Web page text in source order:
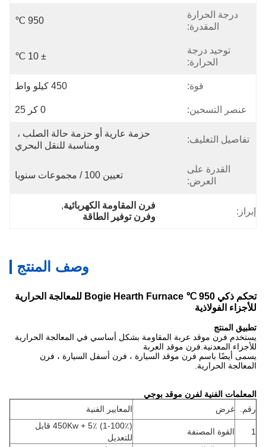
درجة الحرارة
المقدرة:
950 ℃
توحيد درجة
الحرارة:
± 10 ℃
قوة: 450 كيلو واط
عنصر التسخين: 0 كر 25
تفاصيل التغليف:
حزمة عارية أو حزمة حالة الصلب ،
ومناسبة للنقل البحري
القدرة على
العرض:
تعيين 100 / مجموعات سنويا
إبراز:
فرن المقاومة الكهربائية,
وفرن توفير الطاقة
وصف المنتج
تحكم ذكي 950 ℃ Bogie Hearth Furnace للمعالجة الحرارية
للأجزاء الفولاذية
تطبيق المنتج
يستخدم فرن موقد عربة المقاومة بشكل أساسي في المعالجة الحرارية
للأجزاء المعدنية.فرن موقد العربة
يسمى أيضًا باسم فرن موقد السيارة ، فرن أسفل السيارة ، فرن
المعالجة الحرارية.
المعلمات الفنية لفرن موقد بوجي
رقم.
غرض المعايير الفنية
القوة المصنفة
450Kw + 5٪ (1-100٪) قابل
للتعديل